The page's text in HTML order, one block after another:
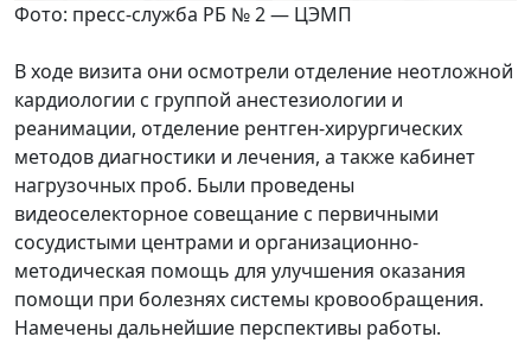
Фото: пресс-служба РБ № 2 — ЦЭМП
В ходе визита они осмотрели отделение неотложной
кардиологии с группой анестезиологии и
реанимации, отделение рентген-хирургических
методов диагностики и лечения, а также кабинет
нагрузочных проб. Были проведены
видеоселекторное совещание с первичными
сосудистыми центрами и организационно-
методическая помощь для улучшения оказания
помощи при болезнях системы кровообращения.
Намечены дальнейшие перспективы работы.